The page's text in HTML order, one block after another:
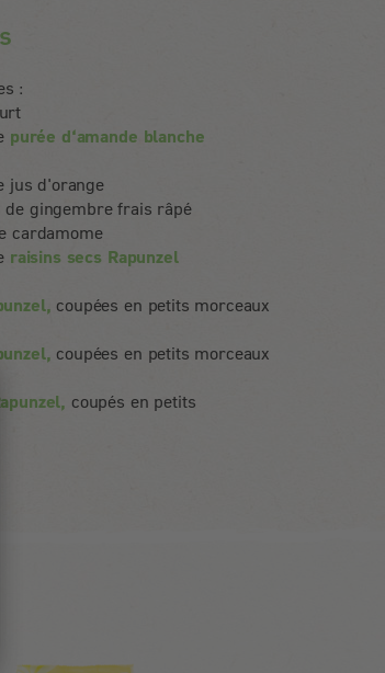
:
purée d‘amande blanche
jus d'orange
de gingembre frais râpé
cardamome
raisins secs Rapunzel
coupées en petits morceaux
coupées en petits morceaux
coupés en petits